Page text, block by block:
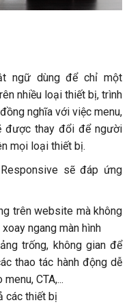
ngữ dùng để chỉ một
nhiều loại thiết bị, trình
nghĩa với việc menu,
được thay đổi để người
mọi loại thiết bị.
sẽ đáp ứng
trên website mà không
ngang màn hình
trống, không gian để
thao tác hành động dễ
CTA,...
các thiết bị